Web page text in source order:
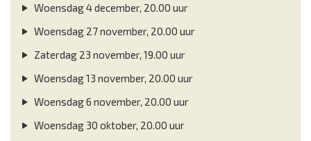
Woensdag 4 december, 20.00 uur
Woensdag 27 november, 20.00 uur
Zaterdag 23 november, 19.00 uur
Woensdag 13 november, 20.00 uur
Woensdag 6 november, 20.00 uur
Woensdag 30 oktober, 20.00 uur